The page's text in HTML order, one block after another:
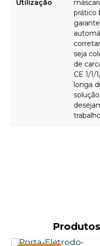
Utilização
prático
seja
de
CE 1/
longa